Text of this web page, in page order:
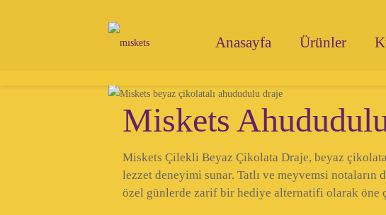
Anasayfa Ürünler
Miskets
Miskets Çilekli Beyaz Çikolata Draje, beyaz
lezzet deneyimi sunar. Tatlı ve meyvemsi
özel günlerde zarif bir hediye alternatifi olarak öne